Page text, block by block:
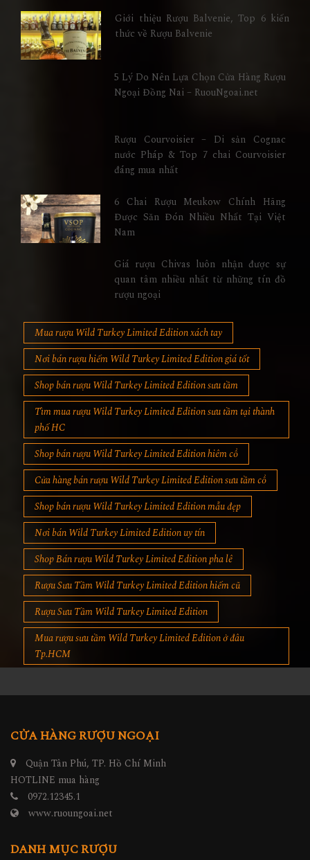
Giới thiệu Rượu Balvenie, Top 6 kiến
thức về Rượu Balvenie
5 Lý Do Nên Lựa Chọn Cửa Hàng Rượu
Ngoại Đồng Nai – RuouNgoai.net
Rượu Courvoisier – Di sản Cognac
nước Pháp & Top 7 chai Courvoisier
đáng mua nhất
6 Chai Rượu Meukow Chính Hãng
Được Săn Đón Nhiều Nhất Tại Việt
Nam
Giá rượu Chivas luôn nhận được sự
quan tâm nhiều nhất từ những tín đồ
rượu ngoại
Mua rượu Wild Turkey Limited Edition xách tay
Nơi bán rượu hiếm Wild Turkey Limited Edition giá tốt
Shop bán rượu Wild Turkey Limited Edition sưu tầm
Tìm mua rượu Wild Turkey Limited Edition sưu tầm tại thành
phố HC
Shop bán rượu Wild Turkey Limited Edition hiêm cổ
Cửa hàng bán rượu Wild Turkey Limited Edition sưu tầm cổ
Shop bán rượu Wild Turkey Limited Edition mẫu đẹp
Nơi bán Wild Turkey Limited Edition uy tín
Shop Bán rượu Wild Turkey Limited Edition pha lê
Rượu Sưu Tầm Wild Turkey Limited Edition hiếm cũ
Rượu Sưu Tầm Wild Turkey Limited Edition
Mua rượu sưu tầm Wild Turkey Limited Edition ở đâu
Tp.HCM
CỬA HÀNG RƯỢU NGOẠI
Quận Tân Phú, TP. Hồ Chí Minh
HOTLINE mua hàng
0972.12345.1
www.ruoungoai.net
DANH MỤC RƯỢU